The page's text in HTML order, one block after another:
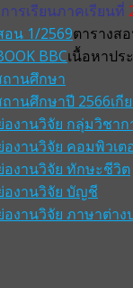
ารเรียนภาคเรียนที่
อน 1/2569ตารางส
BBCเนื้อหาป
ถานศึกษา
านศึกษาปี 2566เกี
งานวิจัย กลุ่มวิชาก
งานวิจัย คอมพิวเต
งานวิจัย ทักษะชีวิต
งานวิจัย บัญชี
งานวิจัย ภาษาต่าง